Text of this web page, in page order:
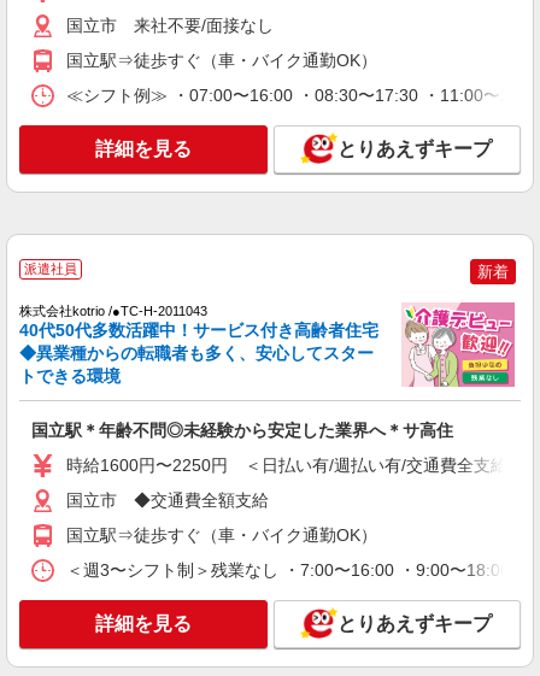
料老人ホームSTAFF
給：200,000円〜220,000円 ・資格手当：10,000〜
30,000円 ・役職手当：10,000〜70,000円 ・処遇改
により変動） ・固定残業手当：20,000円（10時
間） ※固定残業時間を超過する場合には超過勤務
手当として別途支給 ・夜勤手当：10,000円/1回
（上記給与とは別に支給） 下記資格をお持ちの方
者研修 ・介護福祉士 など
東京都国立市
キープ 詳細を見る
NEW
国立駅◆サ高住スタッフ◆穏やかな職場×週
時給1600円〜2250円 ＜日払い有/週払い有/交
通費全支給(ガソリン代含む)＞
国立市 ◆交通費全額支給
職業紹介
株式会社kotrio /●SW-S-2078384
NEW
等＊国立駅
時給1550円〜2312円 ＜交通費全支給(ガソリ
最寄り：国立駅
国立市 来社不要/面接なし
国立駅⇒徒歩すぐ（車・バイク通勤OK）
≪シフト例≫ ・07:00〜16:00 ・08:30〜17:30 ・11:00〜
詳細を見る とりあえずキープ
派遣社員 新着
株式会社kotrio /●TC-H-2011043
40代50代多数活躍中！サービス付き高齢者住宅
◆異業種からの転職者も多く、安心してスター
トできる環境
国立駅＊年齢不問◎未経験から安定した業界へ＊サ高住
時給1600円〜2250円 ＜日払い有/週払い有/交通費全支給(ガ
国立市 ◆交通費全額支給
国立駅⇒徒歩すぐ（車・バイク通勤OK）
＜週3〜シフト制＞残業なし ・7:00〜16:00 ・9:00〜
詳細を見る とりあえずキープ